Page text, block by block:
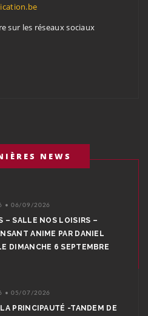
sur les réseaux sociaux
NEWS
• 06/09/2026
– SALLE NOS LOISIRS –
ANIME PAR DANIEL
DIMANCHE 6 SEPTEMBRE
• 05/07/2026
PRINCIPAUTÉ -TANDEM DE